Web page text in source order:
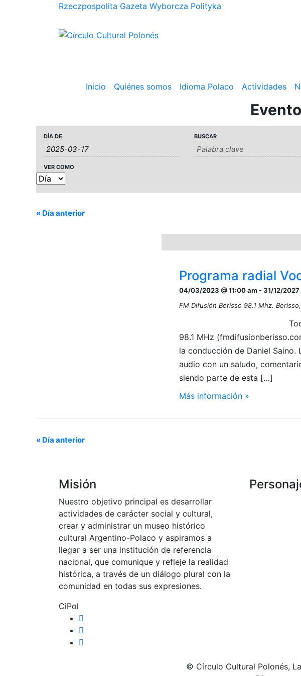
Rzeczpospolita Gazeta Wyborcza Polityka
Inicio Quiénes somos Idioma Polaco Actividades
Navegación
de
búsqueda
y
vistas
Búsqueda
de
Eventos
DÍA DE BUSCAR
Navegación
de
vistas
de
Evento
VER COMO
« Día anterior
Programa radial
04/03/2023 @ 11:00 am -31/12/2027
FM Difusión Berisso 98.1 Mhz. Berisso,
98.1 MHz
la conducción de Daniel Saino.
audio con un saludo,
siendo parte de esta […]
Más información »
« Día anterior
Misión
Nuestro objetivo principal es desarrollar
actividades de carácter social y cultural,
crear y administrar un museo histórico
cultural Argentino-Polaco y aspiramos a
llegar a ser una institución de referencia
nacional, que comunique y refleje la realidad
histórica, a través de un diálogo plural con la
comunidad en todas sus expresiones.
CiPol
© Círculo Cultural Polonés,